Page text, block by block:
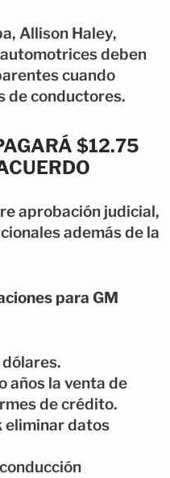
Allison Haley,
deben
cuando
de conductores.
$12.75
aprobación judicial,
además de la
para GM
años la venta de
de crédito.
eliminar datos